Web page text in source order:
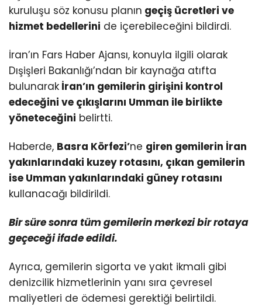
kuruluşu söz konusu planın geçiş ücretleri ve
hizmet bedellerini de içerebileceğini bildirdi.
İran’ın Fars Haber Ajansı, konuyla ilgili olarak
Dışişleri Bakanlığı’ndan bir kaynağa atıfta
bulunarak İran’ın gemilerin girişini kontrol
edeceğini ve çıkışlarını Umman ile birlikte
yöneteceğini belirtti.
Haberde, Basra Körfezi’ne giren gemilerin İran
yakınlarındaki kuzey rotasını, çıkan gemilerin
ise Umman yakınlarındaki güney rotasını
kullanacağı bildirildi.
Bir süre sonra tüm gemilerin merkezi bir rotaya
geçeceği ifade edildi.
Ayrıca, gemilerin sigorta ve yakıt ikmali gibi
denizcilik hizmetlerinin yanı sıra çevresel
maliyetleri de ödemesi gerektiği belirtildi.